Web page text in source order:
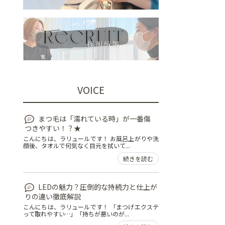
VOICE
まつ毛は「濡れている時」が一番傷
つきやすい！？★
こんにちは、ラリュールです！ お風呂上がりや洗
顔後、タオルで何気なく目元を拭いて...
続きを読む
LEDの魅力？圧倒的な持続力と仕上が
りの違い徹底解説
こんにちは、ラリュールです！ 「まつげエクステ
って取れやすい…」「持ちが悪いのが...